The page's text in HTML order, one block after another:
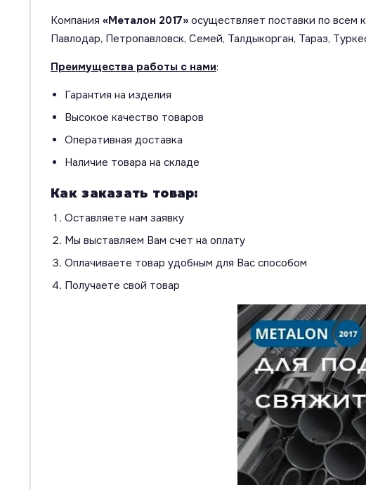
Компания «Металон 2017» осуществляет поставки по всем
Павлодар, Петропавловск, Семей, Талдыкорган, Тараз,
Преимущества работы с нами:
Гарантия на изделия
Высокое качество товаров
Оперативная доставка
Наличие товара на складе
Как заказать товар:
Оставляете нам заявку
Мы выставляем Вам счет на оплату
Оплачиваете товар удобным для Вас способом
Получаете свой товар